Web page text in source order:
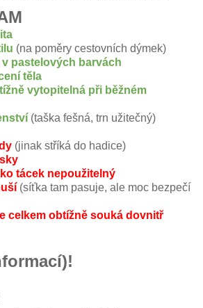
(na poměry cestovních dýmek)
pastelových barvách
těla
vytopitelná při běžném
(taška fešná, trn užitečný)
(jinak stříká do hadice)
tácek nepoužitelný
(síťka tam pasuje, ale moc bezpečí
celkem obtížně souká dovnitř